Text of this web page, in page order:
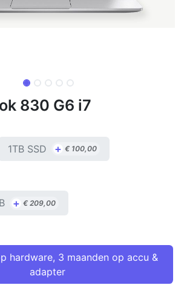
830 G6 i7
1TB SSD + € 100,00
+ €209,00
hardware, 3 maanden op accu &
adapter